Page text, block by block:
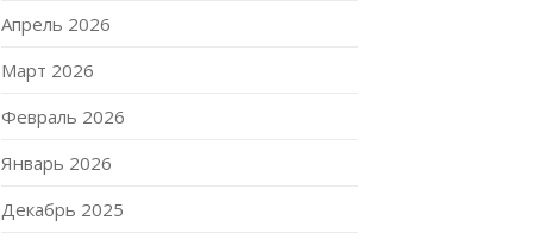
Апрель 2026
Март 2026
Февраль 2026
Январь 2026
Декабрь 2025